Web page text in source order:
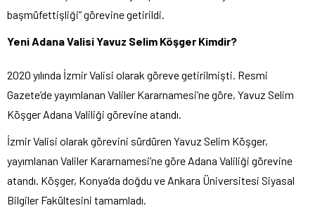
başmüfettişliği” görevine getirildi.
Yeni Adana Valisi Yavuz Selim Köşger Kimdir?
2020 yılında İzmir Valisi olarak göreve getirilmişti. Resmi
Gazete’de yayımlanan Valiler Kararnamesi’ne göre, Yavuz Selim
Köşger Adana Valiliği görevine atandı.
İzmir Valisi olarak görevini sürdüren Yavuz Selim Köşger,
yayımlanan Valiler Kararnamesi’ne göre Adana Valiliği görevine
atandı. Köşger, Konya’da doğdu ve Ankara Üniversitesi Siyasal
Bilgiler Fakültesini tamamladı.